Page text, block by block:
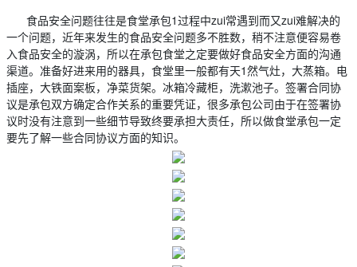
食品安全问题往往是食堂承包1过程中zui常遇到而又zui难解决的
一个问题，近年来发生的食品安全问题多不胜数，稍不注意便容易卷
入食品安全的漩涡，所以在承包食堂之定要做好食品安全方面的沟通
渠道。准备好进来用的器具，食堂里一般都有天1然气灶，大蒸箱。电
插座，大铁面案板，净菜货架。冰箱冷藏柜，洗漱池子。签署合同协
议是承包双方确定合作关系的重要凭证，很多承包公司由于在签署协
议时没有注意到一些细节导致终要承担大责任，所以做食堂承包一定
要先了解一些合同协议方面的知识。